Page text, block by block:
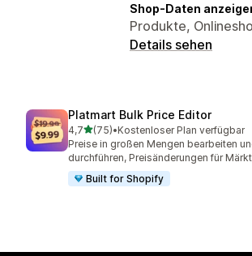
Shop-Daten
Produkte,
Details sehen
Platmart Bulk Price Editor
4,7von 5 Sternen
(75)
75 Rezensionen insgesamt
•Kostenloser Plan verfügbar
Preise in großen Mengen bearbeiten
durchführen, Preisänderungen für
Built for Shopify